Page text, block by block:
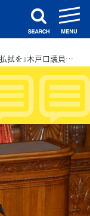
search
【参院本会議】「プライバシー保護に対する不安の払拭を」木戸口議員が能動的サイバー防御法案について質問